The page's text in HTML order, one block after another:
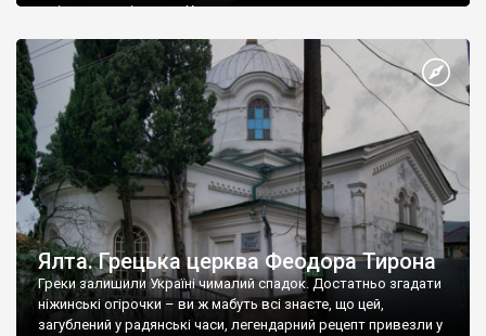
є відданими вірянами Христа
Ялта. Грецька церква Феодора Тирона
Греки залишили Україні чималий спадок. Достатньо згадати
ніжинські огірочки – ви ж мабуть всі знаєте, що цей,
загублений у радянські часи, легендарний рецепт привезли у